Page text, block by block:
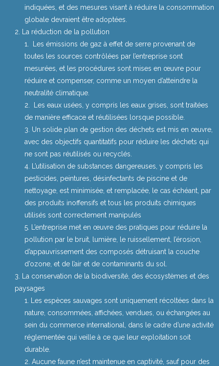
indiquées, et des mesures visant à réduire la consommation
globale devraient être adoptées.
La réduction de la pollution
Les émissions de gaz à effet de serre provenant de
toutes les sources contrôlées par l’entreprise sont
mesurées, et les procédures sont mises en œuvre pour
réduire et compenser, comme un moyen d’atteindre la
neutralité climatique.
Les eaux usées, y compris les eaux grises, sont traitées
de manière efficace et réutilisées lorsque possible.
Un solide plan de gestion des déchets est mis en œuvre,
avec des objectifs quantitatifs pour réduire les déchets qui
ne sont pas réutilisés ou recyclés.
L’utilisation de substances dangereuses, y compris les
pesticides, peintures, désinfectants de piscine et de
nettoyage, est minimisée, et remplacée, le cas échéant, par
des produits inoffensifs et tous les produits chimiques
utilisés sont correctement manipulés
L’entreprise met en œuvre des pratiques pour réduire la
pollution par le bruit, lumière, le ruissellement, l’érosion,
d’appauvrissement des composés détruisant la couche
d’ozone, et de l’air et de contaminants du sol.
La conservation de la biodiversité, des écosystèmes et des
paysages
Les espèces sauvages sont uniquement récoltées dans la
nature, consommées, affichées, vendues, ou échangées au
sein du commerce international, dans le cadre d’une activité
réglementée qui veille à ce que leur exploitation soit
durable.
Aucune faune n’est maintenue en captivité, sauf pour des